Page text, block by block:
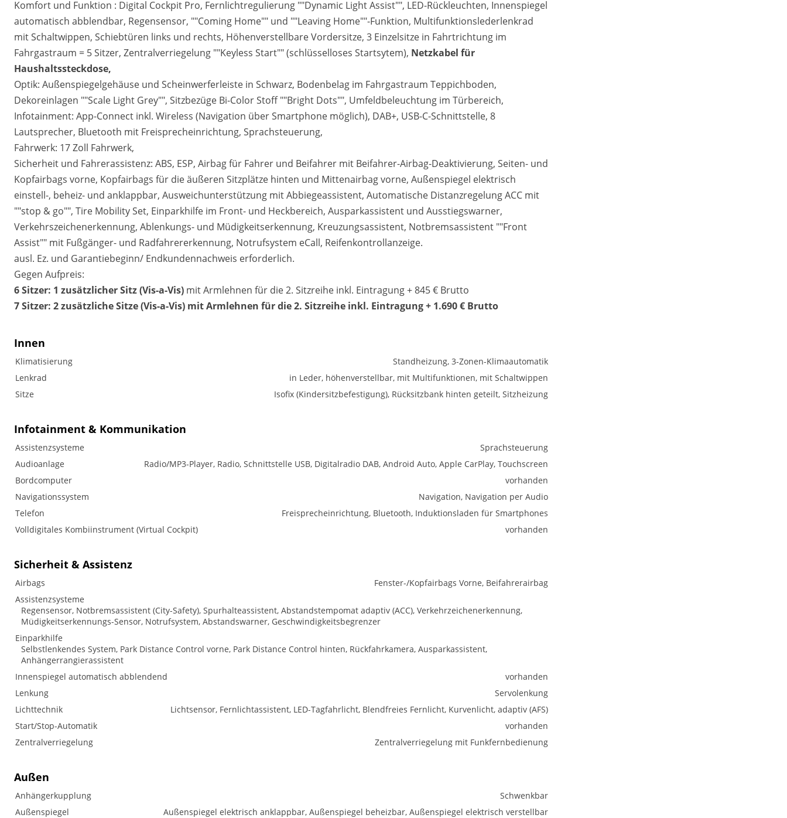
Komfort und Funktion : Digital Cockpit Pro, Fernlichtregulierung ""Dynamic Light Assist"", LED-Rückleuchten, Innenspiegel
automatisch abblendbar, Regensensor, ""Coming Home"" und ""Leaving Home""-Funktion, Multifunktionslederlenkrad
mit Schaltwippen, Schiebtüren links und rechts, Höhenverstellbare Vordersitze, 3 Einzelsitze in Fahrtrichtung im
Fahrgastraum = 5 Sitzer, Zentralverriegelung ""Keyless Start"" (schlüsselloses Startsytem), Netzkabel für
Haushaltssteckdose,
Optik: Außenspiegelgehäuse und Scheinwerferleiste in Schwarz, Bodenbelag im Fahrgastraum Teppichboden,
Dekoreinlagen ""Scale Light Grey"", Sitzbezüge Bi-Color Stoff ""Bright Dots"", Umfeldbeleuchtung im Türbereich,
Infotainment: App-Connect inkl. Wireless (Navigation über Smartphone möglich), DAB+, USB-C-Schnittstelle, 8
Lautsprecher, Bluetooth mit Freisprecheinrichtung, Sprachsteuerung,
Fahrwerk: 17 Zoll Fahrwerk,
Sicherheit und Fahrerassistenz: ABS, ESP, Airbag für Fahrer und Beifahrer mit Beifahrer-Airbag-Deaktivierung, Seiten- und
Kopfairbags vorne, Kopfairbags für die äußeren Sitzplätze hinten und Mittenairbag vorne, Außenspiegel elektrisch
einstell-, beheiz- und anklappbar, Ausweichunterstützung mit Abbiegeassistent, Automatische Distanzregelung ACC mit
""stop & go"", Tire Mobility Set, Einparkhilfe im Front- und Heckbereich, Ausparkassistent und Ausstiegswarner,
Verkehrszeichenerkennung, Ablenkungs- und Müdigkeitserkennung, Kreuzungsassistent, Notbremsassistent ""Front
Assist"" mit Fußgänger- und Radfahrererkennung, Notrufsystem eCall, Reifenkontrollanzeige.
ausl. Ez. und Garantiebeginn/ Endkundennachweis erforderlich.
Gegen Aufpreis:
6 Sitzer: 1 zusätzlicher Sitz (Vis-a-Vis) mit Armlehnen für die 2. Sitzreihe inkl. Eintragung + 845 € Brutto
7 Sitzer: 2 zusätzliche Sitze (Vis-a-Vis) mit Armlehnen für die 2. Sitzreihe inkl. Eintragung+ 1.690 € Brutto
Innen
Klimatisierung
Standheizung, 3-Zonen-Klimaautomatik
Lenkrad
in Leder, höhenverstellbar, mit Multifunktionen, mit Schaltwippen
Sitze
Isofix (Kindersitzbefestigung), Rücksitzbank hinten geteilt, Sitzheizung
Infotainment & Kommunikation
Assistenzsysteme
Sprachsteuerung
Audioanlage
Radio/MP3-Player, Radio, Schnittstelle USB, Digitalradio DAB, Android Auto, Apple CarPlay, Touchscreen
Bordcomputer
vorhanden
Navigationssystem
Navigation, Navigation per Audio
Telefon
Freisprecheinrichtung, Bluetooth, Induktionsladen für Smartphones
Volldigitales Kombiinstrument (Virtual Cockpit)
vorhanden
Sicherheit & Assistenz
Airbags
Fenster-/Kopfairbags Vorne, Beifahrerairbag
Assistenzsysteme
Regensensor, Notbremsassistent (City-Safety), Spurhalteassistent, Abstandstempomat adaptiv (ACC), Verkehrzeichenerkennung,
Müdigkeitserkennungs-Sensor, Notrufsystem, Abstandswarner, Geschwindigkeitsbegrenzer
Einparkhilfe
Selbstlenkendes System, Park Distance Control vorne, Park Distance Control hinten, Rückfahrkamera, Ausparkassistent,
Anhängerrangierassistent
Innenspiegel automatisch abblendend
vorhanden
Lenkung
Servolenkung
Lichttechnik
Lichtsensor, Fernlichtassistent, LED-Tagfahrlicht, Blendfreies Fernlicht, Kurvenlicht, adaptiv (AFS)
Start/Stop-Automatik
vorhanden
Zentralverriegelung
Zentralverriegelung mit Funkfernbedienung
Außen
Anhängerkupplung
Schwenkbar
Außenspiegel
Außenspiegel elektrisch anklappbar, Außenspiegel beheizbar, Außenspiegel elektrisch verstellbar